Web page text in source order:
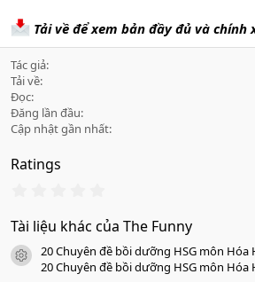
Tải về để xem bản đầy đủ và chính
Tác giả
Tải về
Đọc
Đăng lần đầu
Cập nhật gần nhất
Ratings
0
0
s
a
o
Tài liệu khác của The Funny
icon tài liệu
20 Chuyên đề bồi dưỡng HSG môn Hóa
20 Chuyên đề bồi dưỡng HSG môn Hóa